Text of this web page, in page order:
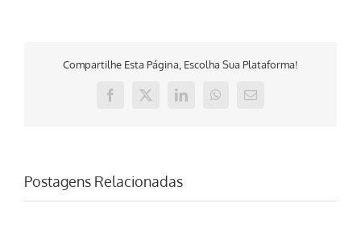
Compartilhe Esta Página, Escolha Sua Plataforma!
Facebook
X LinkedInWhatsApp
E-
Postagens Relacionadas